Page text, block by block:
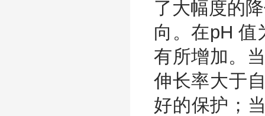
了大幅度的
向。在pH 值
有所增加。
伸长率大于
好的保护；